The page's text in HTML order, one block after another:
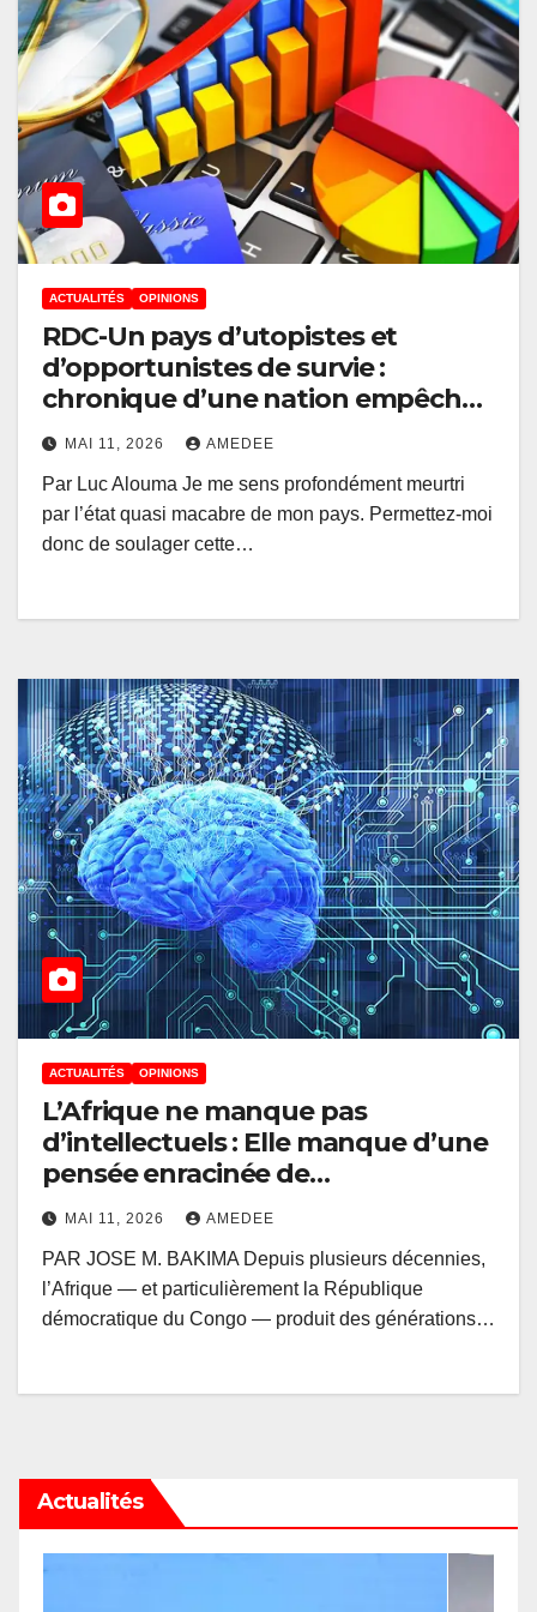
ACTUALITÉS OPINIONS
RDC-Un pays d’utopistes et
d’opportunistes de survie :
chronique d’une nation empêchée
de se développer
MAI 11, 2026 AMEDEE
Par Luc Alouma Je me sens profondément meurtri
par l’état quasi macabre de mon pays. Permettez-moi
donc de soulager cette…
ACTUALITÉS OPINIONS
L’Afrique ne manque pas
d’intellectuels : Elle manque d’une
pensée enracinée de
reconstruction
MAI 11, 2026 AMEDEE
PAR JOSE M. BAKIMA Depuis plusieurs décennies,
l’Afrique — et particulièrement la République
démocratique du Congo — produit des générations…
Actualités